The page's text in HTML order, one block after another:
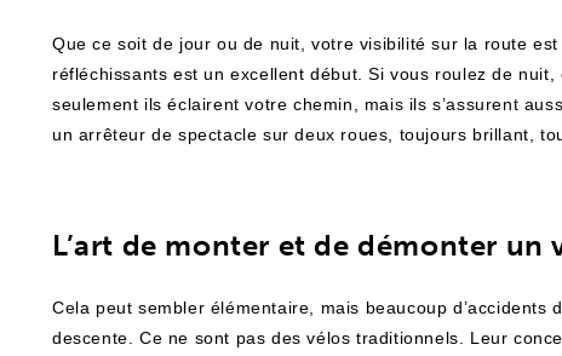
Que ce soit de jour ou de nuit, votre visibilité sur la route
réfléchissants est un excellent début. Si vous roulez de
seulement ils éclairent votre chemin, mais ils s’assurent
un arrêteur de spectacle sur deux roues, toujours brillant,
L’art de monter et de démonter un
Cela peut sembler élémentaire, mais beaucoup
descente. Ce ne sont pas des vélos traditionnels. Leur